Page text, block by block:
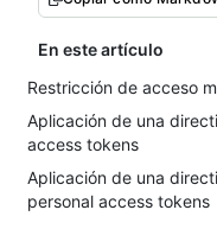
En este artículo
Restricción de acceso
Aplicación de una
access tokens
Aplicación de una
personal access tokens